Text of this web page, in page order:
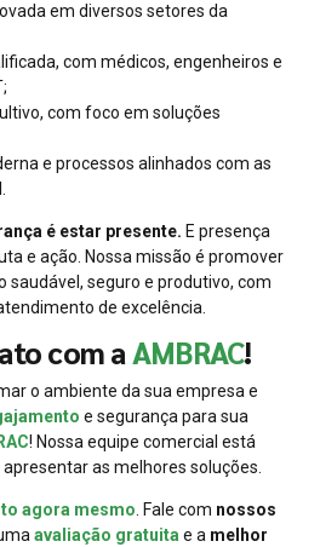
em diversos setores da
com médicos, engenheiros e
com foco em soluções
e processos alinhados com as
é estar presente. E presença
e ação. Nossa missão é promover
seguro e produtivo, com
de excelência.
com aAMBRAC!
o ambiente da sua empresa e
e segurança para sua
! Nossa equipe comercial está
as melhores soluções.
agora mesmo . Fale com nossos
avaliação gratuita e a melhor